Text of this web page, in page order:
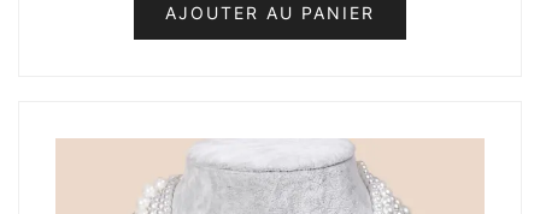
AJOUTER AU PANIER